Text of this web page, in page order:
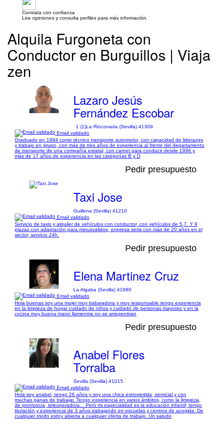
Contrata con confianza
Lee opiniones y consulta perfiles para más información.
Alquila Furgoneta con
Conductor en Burguillos | Viaja
zen
Lazaro Jesús
Fernández Escobar
1 (1)La Rinconada (Sevilla) 41309
Email validado
Graduado en 1994 como técnico transporte automotor, con capacidad de liderazgo
y trabajo en grupo, con más de tres años de experiencia al frente del departamento
de transporte de una compañía estatal, con carnet para conducir desde 1996 y
más de 17 años de experiencia en las categorías B y D
Pedir presupuesto
Taxi Jose
Guillena (Sevilla) 41210
Email validado
Servicio de taxis y alquiler de vehículos con conductor, con vehículos de 5,7. Y 9
plazas con adaptación para minusvalidos, enpresa seria con más de 20 años en el
sector, servicio 24h.
Pedir presupuesto
Elena Martinez Cruz
La Algaba (Sevilla) 41980
Email validado
Hola buenas soy una mujer muy trabajadora y muy responsable tengo experiencia
en la limpieza de hogar cuidado de niños y cuidado de personas mayores y en la
cocina muy buena mano llamenme no se arrepentiran
Pedir presupuesto
Anabel Flores
Torralba
Sevilla (Sevilla) 41015
Email validado
Hola soy anabel, tengo 26 años y soy una chica extrovertida, servicial y con
muchas ganas de trabajar. Tengo experiencia en varios ámbitos, como la limpieza,
de promotora, teleoperadora... Pero mi especialidad es la educación infantil; tengo
titulación y experiencia de 3 años trabajando en escuelas y centros de acogida. De
cualquier modo estoy abierta a cualquier oferta de trabajo. Un saludo